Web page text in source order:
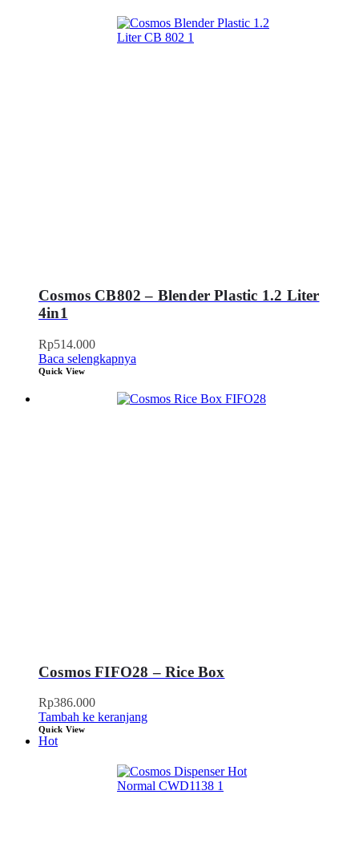
Cosmos CB802 – Blender Plastic 1.2 Liter
4in1
Rp514.000
Baca selengkapnya
Quick View
Cosmos FIFO28 – Rice Box
Rp386.000
Tambah ke keranjang
Quick View
Hot